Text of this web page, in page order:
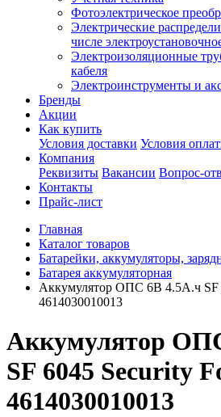
Фотоэлектрическое
Электрические
числе
Электроизоляционные
кабеля
Электроинструменты и
Бренды
Акции
Как купить
Условия доставки Условия
Компания
Реквизиты Вакансии Вопрос-
Контакты
Прайс-лист
Главная
Каталог товаров
Батарейки, аккумуляторы,
Батарея аккумуляторная
Аккумулятор ОПС 6В 4.5А.ч SF
4614030010013
Аккумулятор
SF 6045 Security
4614030010013